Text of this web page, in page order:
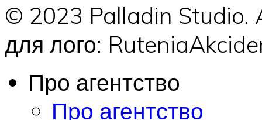
© 2023 Palladin
для лого:
Про агентство
Про агентство